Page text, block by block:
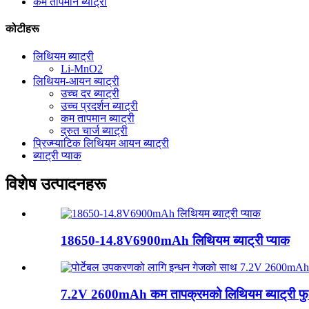
कोटीहरू
लिथियम ब्याट्री
Li-MnO2
लिथियम-आयन ब्याट्री
उच्च दर ब्याट्री
उच्च प्रदर्शन ब्याट्री
कम तापमान ब्याट्री
द्रुत चार्ज ब्याट्री
प्रिज्म्याटिक लिथियम आयन ब्याट्री
ब्याट्री प्याक
विशेष उत्पादनहरू
18650-14.8V6900mAh लिथियम ब्याट्री प्याक
7.2V 2600mAh कम तापक्रमको लिथियम ब्याट्री